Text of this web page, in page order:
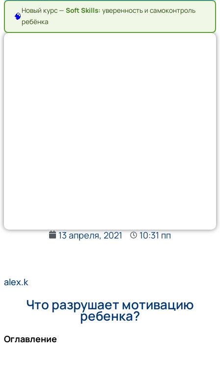
🧠
Новый курс — Soft Skills: уверенность и самоконтроль
ребёнка
13 апреля, 2021 10:31 пп
alex.k
Что разрушает мотивацию
ребенка?
Оглавление